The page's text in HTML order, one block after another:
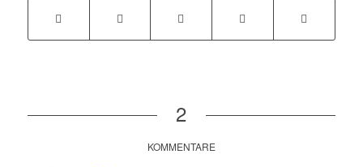
2
KOMMENTARE